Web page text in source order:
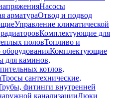
Насосы
арматураОтвод и подвод
Управление климатической
Комплектующие для
половТопливо и
оборудованияКомплектующие
для каминов,
котлов,
Тросы сантехнические,
фитинги внутренней
канализацииЛюки